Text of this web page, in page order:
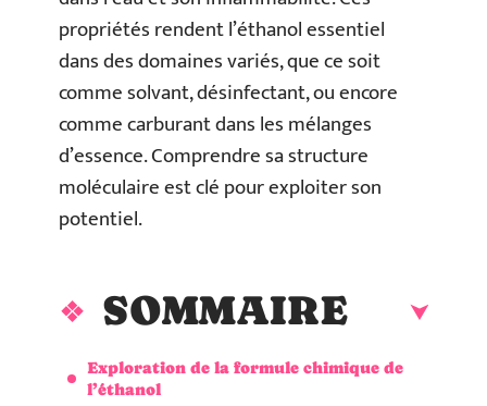
propriétés rendent l’éthanol essentiel
dans des domaines variés, que ce soit
comme solvant, désinfectant, ou encore
comme carburant dans les mélanges
d’essence. Comprendre sa structure
moléculaire est clé pour exploiter son
potentiel.
SOMMAIRE
Exploration de la formule chimique de
l’éthanol